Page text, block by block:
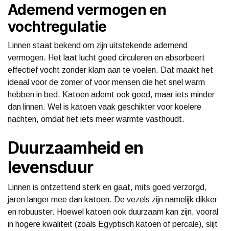
Ademend vermogen en
vochtregulatie
Linnen staat bekend om zijn uitstekende ademend
vermogen. Het laat lucht goed circuleren en absorbeert
effectief vocht zonder klam aan te voelen. Dat maakt het
ideaal voor de zomer of voor mensen die het snel warm
hebben in bed. Katoen ademt ook goed, maar iets minder
dan linnen. Wel is katoen vaak geschikter voor koelere
nachten, omdat het iets meer warmte vasthoudt.
Duurzaamheid en
levensduur
Linnen is ontzettend sterk en gaat, mits goed verzorgd,
jaren langer mee dan katoen. De vezels zijn namelijk dikker
en robuuster. Hoewel katoen ook duurzaam kan zijn, vooral
in hogere kwaliteit (zoals Egyptisch katoen of percale), slijt